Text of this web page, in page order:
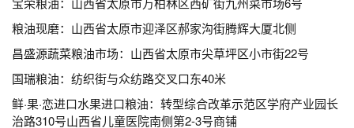
粮油现磨：山西省太原市迎泽区郝家沟街腾辉大厦北侧
昌盛源蔬菜粮油市场：山西省太原市尖草坪区小市街22号
国瑞粮油：纺织街与众纺路交叉口东40米
鲜·果·恋进口水果进口粮油：转型综合改革示范区学府产业园长
治路310号山西省儿童医院南侧第2-3号商铺